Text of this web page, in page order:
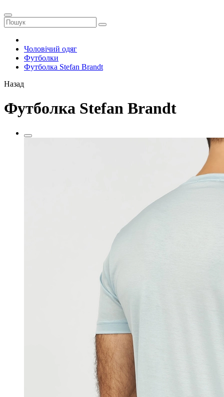
Чоловічий одяг
Футболки
Футболка Stefan Brandt
Назад
Футболка Stefan Brandt